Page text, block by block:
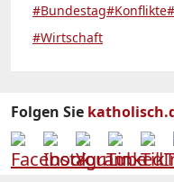
#Bundestag#Konflikte
#Wirtschaft
Folgen Sie